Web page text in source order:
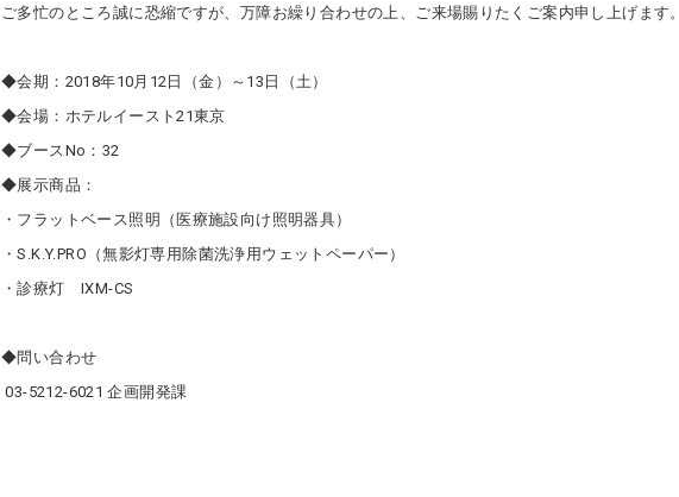
ご多忙のところ誠に恐縮ですが、万障お繰り合わせの上、ご来場賜りたくご案内申し上げます。
◆会期：2018年10月12日（金）～13日（土）
◆会場：ホテルイースト21東京
◆ブースNo：32
◆展示商品：
・フラットベース照明（医療施設向け照明器具）
・S.K.Y.PRO（無影灯専用除菌洗浄用ウェットペーパー）
・診療灯 IXM-CS
◆問い合わせ
03-5212-6021 企画開発課